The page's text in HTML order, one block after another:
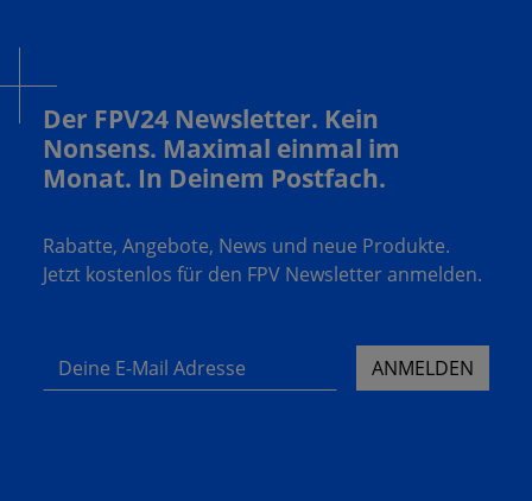
Der FPV24 Newsletter. Kein
Nonsens. Maximal einmal im
Monat. In Deinem Postfach.
Rabatte, Angebote, News und neue Produkte.
Jetzt kostenlos für den FPV Newsletter anmelden.
Deine E-Mail Adresse ANMELDEN